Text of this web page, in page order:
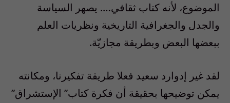
الموضوع، لأنه كتاب ثقافي…. يصهر السياسة
والجدل والجغرافية التاريخية ونظريات العلم
ببعضها البعض وبطريقة مجازيّة.
لقد غير إدوارد سعيد فعلا طريقة تفكيرنا، ومكانته
يمكن توضيحها بحقيقة أن فكرة كتاب” الإستشراق”